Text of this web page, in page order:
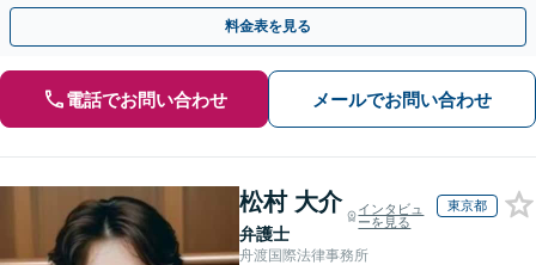
歩を踏み出してみませんか。【初回相談無料】
料金表を見る
電話でお問い合わせ メールでお問い合わせ
松村 大介
弁護士
インタビュ
ーを見る
東京都
舟渡国際法律事務所